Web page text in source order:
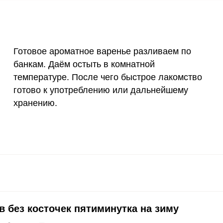
4000 мкг 0
50 мкг 4
12 мг 0.4
Готовое ароматное варенье разливаем по
банкам. Даём остыть в комнатной
температуре. После чего быстрое лакомство
готово к употреблению или дальнейшему
хранению.
без косточек пятиминутка на зиму